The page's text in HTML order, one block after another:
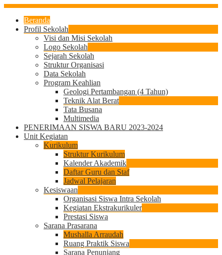
Beranda
Profil Sekolah
Visi dan Misi Sekolah
Logo Sekolah
Sejarah Sekolah
Struktur Organisasi
Data Sekolah
Program Keahlian
Geologi Pertambangan (4 Tahun)
Teknik Alat Berat
Tata Busana
Multimedia
PENERIMAAN SISWA BARU 2023-2024
Unit Kegiatan
Kurikulum
Struktur Kurikulum
Kalender Akademik
Daftar Guru dan Staf
Jadwal Pelajaran
Kesiswaan
Organisasi Siswa Intra Sekolah
Kegiatan Ekstrakurikuler
Prestasi Siswa
Sarana Prasarana
Mushalla Arraudah
Ruang Praktik Siswa
Sarana Penunjang